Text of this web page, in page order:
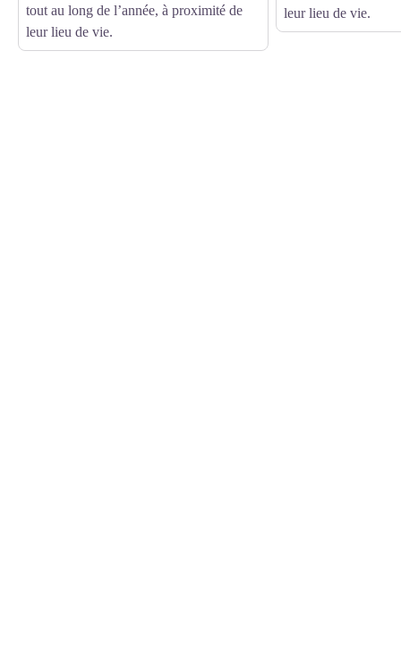
tout au long de l’année, à proximité de
leur lieu de vie.
leur lieu de vie.